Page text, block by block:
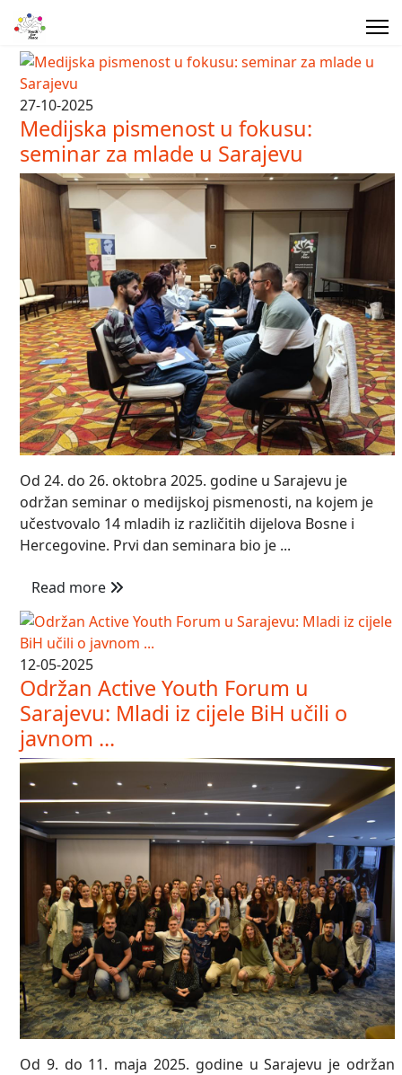
27-10-2025
Medijska pismenost u fokusu:
seminar za mlade u Sarajevu
Od 24. do 26. oktobra 2025. godine u Sarajevu je
održan seminar o medijskoj pismenosti, na kojem je
učestvovalo 14 mladih iz različitih dijelova Bosne i
Hercegovine. Prvi dan seminara bio je ...
Read more
12-05-2025
Održan Active Youth Forum u
Sarajevu: Mladi iz cijele BiH učili o
javnom ...
Od 9. do 11. maja 2025. godine u Sarajevu je održan